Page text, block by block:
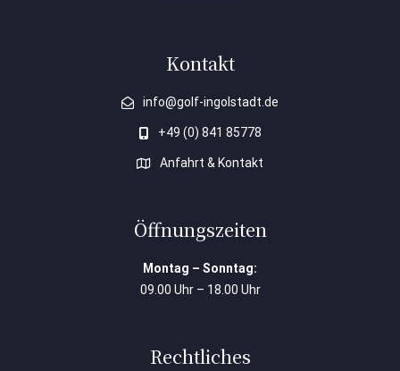
Kontakt
info@golf-ingolstadt.de
+49 (0) 841 85778
Anfahrt & Kontakt
Öffnungszeiten
Montag – Sonntag:
09.00 Uhr – 18.00 Uhr
Rechtliches